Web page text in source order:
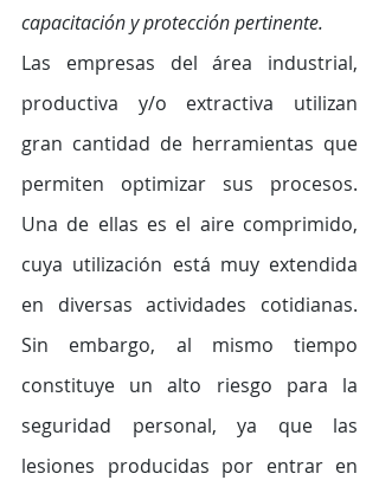
capacitación y protección pertinente.
Las empresas del área industrial,
productiva y/o extractiva utilizan
gran cantidad de herramientas que
permiten optimizar sus procesos.
Una de ellas es el aire comprimido,
cuya utilización está muy extendida
en diversas actividades cotidianas.
Sin embargo, al mismo tiempo
constituye un alto riesgo para la
seguridad personal, ya que las
lesiones producidas por entrar en